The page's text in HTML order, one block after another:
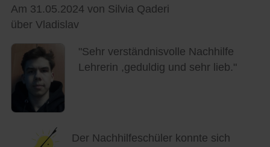
Am 31.05.2024 von Silvia Qaderi
über Vladislav
"Sehr verständnisvolle Nachhilfe
Lehrerin ,geduldig und sehr lieb."
Der Nachhilfeschüler konnte sich